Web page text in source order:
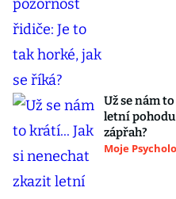
Už se nám
letní
zápřah?
Moje